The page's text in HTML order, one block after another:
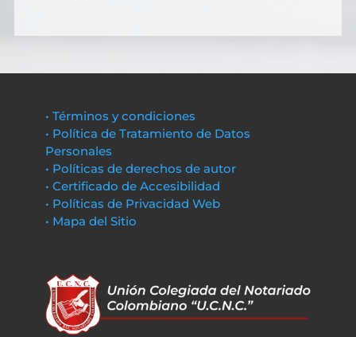
• Términos y condiciones
• Política de Tratamiento de Datos
Personales
• Políticas de derechos de autor
• Certificado de Accesibilidad
• Políticas de Privacidad Web
• Mapa del Sitio